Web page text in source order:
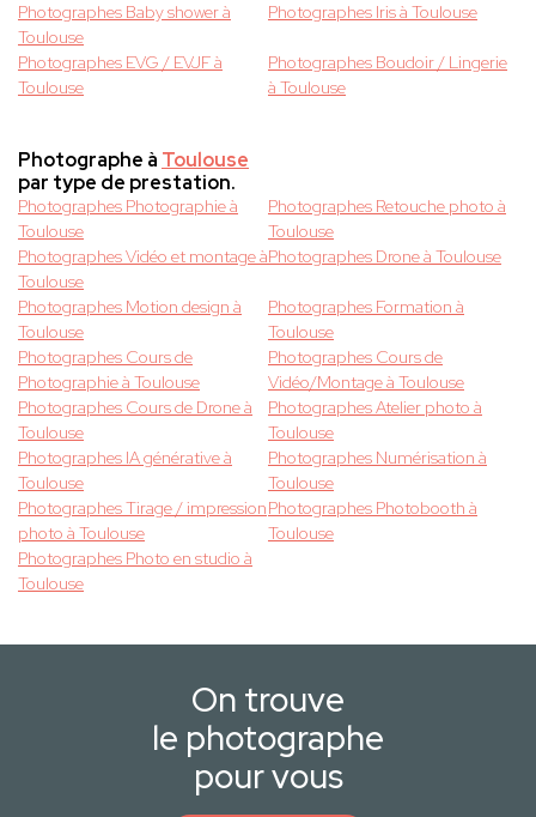
Photographes Baby shower à
Toulouse
Photographes Iris à Toulouse
Photographes EVG / EVJF à
Toulouse
Photographes Boudoir / Lingerie
à Toulouse
Photographe à Toulouse
par type de prestation.
Photographes Photographie à
Toulouse
Photographes Retouche photo à
Toulouse
Photographes Vidéo et montage à
Toulouse
Photographes Drone à Toulouse
Photographes Motion design à
Toulouse
Photographes Formation à
Toulouse
Photographes Cours de
Photographie à Toulouse
Photographes Cours de
Vidéo/Montage à Toulouse
Photographes Cours de Drone à
Toulouse
Photographes Atelier photo à
Toulouse
Photographes IA générative à
Toulouse
Photographes Numérisation à
Toulouse
Photographes Tirage / impression
photo à Toulouse
Photographes Photobooth à
Toulouse
Photographes Photo en studio à
Toulouse
On trouve
le photographe
pour vous